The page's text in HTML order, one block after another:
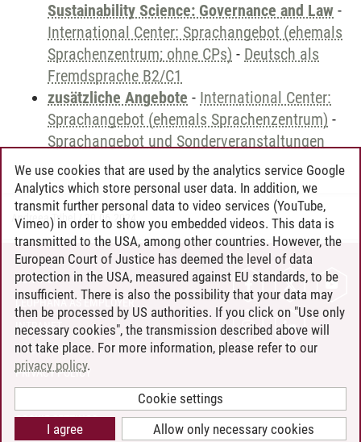
Sustainability Science: Governance and Law -
International Center: Sprachangebot (ehemals
Sprachenzentrum; ohne CPs) - Deutsch als
Fremdsprache B2/C1
zusätzliche Angebote - International Center:
Sprachangebot (ehemals Sprachenzentrum) -
Sprachangebot und Sonderveranstaltungen
Andreea Tribel 30.06.2024
CONTACT
LEUPHANA AS EMPLOYER
INTRANET
SITE NOTICE
PRIVACY POLICY
COOKIE SETTINGS
We use cookies that are used by the analytics service Google
Analytics which store personal user data. In addition, we
transmit further personal data to video services (YouTube,
Vimeo) in order to show you embedded videos. This data is
transmitted to the USA, among other countries. However, the
European Court of Justice has deemed the level of data
protection in the USA, measured against EU standards, to be
insufficient. There is also the possibility that your data may
then be processed by US authorities. If you click on "Use only
necessary cookies", the transmission described above will
not take place. For more information, please refer to our
privacy policy.
Cookie settings
Allow only necessary cookies
I agree